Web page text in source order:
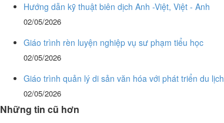
Hướng dẫn kỹ thuật biên dịch Anh -Việt, Việt - Anh
02/05/2026
Giáo trình rèn luyện nghiệp vụ sư phạm tiểu học
02/05/2026
Giáo trình quản lý di sản văn hóa với phát triển du lịch
02/05/2026
Những tin cũ hơn